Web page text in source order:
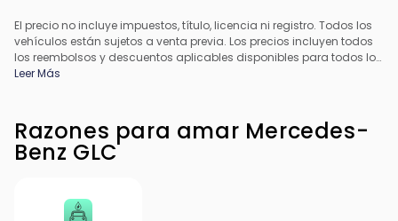
El precio no incluye impuestos, título, licencia ni registro. Todos los
vehículos están sujetos a venta previa. Los precios incluyen todos
los reembolsos y descuentos aplicables disponibles para todos los
consumidores; pueden aplicarse reembolsos adicionales. Es
de procesamiento del concesionario. El precio real del
concesionario puede variar.
Leer Más
Razones para amar Mercedes-
Benz GLC